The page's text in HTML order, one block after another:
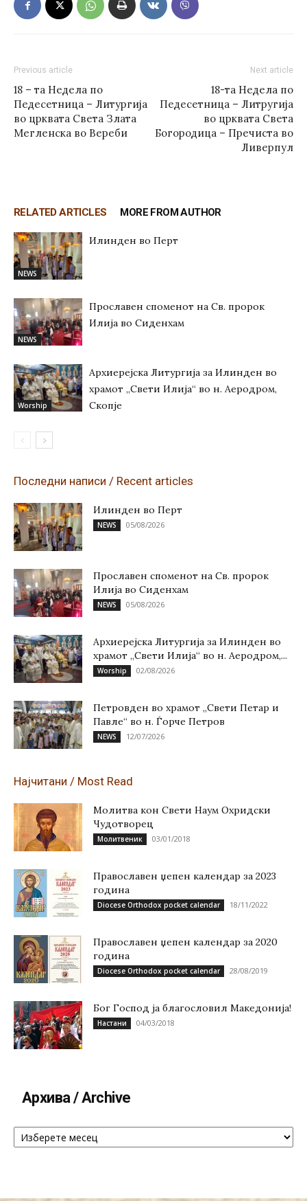
Previous article
18 – та Недела по
Педесетница – Литургија
во црквата Света Злата
Мегленска во Вереби
Next article
18-та Недела по
Педесетница – Литругија
во црквата Света
Богородица – Пречиста во
Ливерпул
RELATED ARTICLES MORE FROM AUTHOR
NEWS
Илинден во Перт
NEWS
Прославен споменот на Св. пророк
Илија во Сиденхам
Worship
Архиерејска Литургија за Илинден во
храмот „Свети Илија“ во н. Аеродром,
Скопје
Последни написи / Recent articles
Илинден во Перт
NEWS 05/08/2026
Прославен споменот на Св. пророк
Илија во Сиденхам
NEWS 05/08/2026
Архиерејска Литургија за Илинден во
храмот „Свети Илија“ во н. Аеродром,...
Worship 02/08/2026
Петровден во храмот „Свети Петар и
Павле“ во н. Ѓорче Петров
NEWS 12/07/2026
Најчитани / Most Read
Молитва кон Свети Наум Охридски
Чудотворец
Молитвеник 03/01/2018
Православен џепен календар за 2023
година
Diocese Orthodox pocket calendar 18/11/2022
Православен џепен календар за 2020
година
Diocese Orthodox pocket calendar 28/08/2019
Бог Господ ја благословил Македонија!
Настани 04/03/2018
Архива / Archive
Архива